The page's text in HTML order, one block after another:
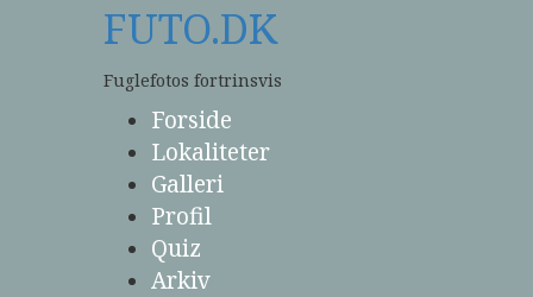
FUTO.DK
Fuglefotos fortrinsvis
Forside
Lokaliteter
Galleri
Profil
Quiz
Arkiv